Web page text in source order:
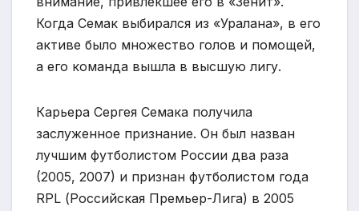
Когда Семак выбирался из «Уралана», в его
активе было множество голов и помощей,
а его команда вышла в высшую лигу.
Карьера Сергея Семака получила
заслуженное признание. Он был назван
лучшим футболистом России два раза
(2005, 2007) и признан футболистом года
RPL (Российская Премьер-Лига) в 2005